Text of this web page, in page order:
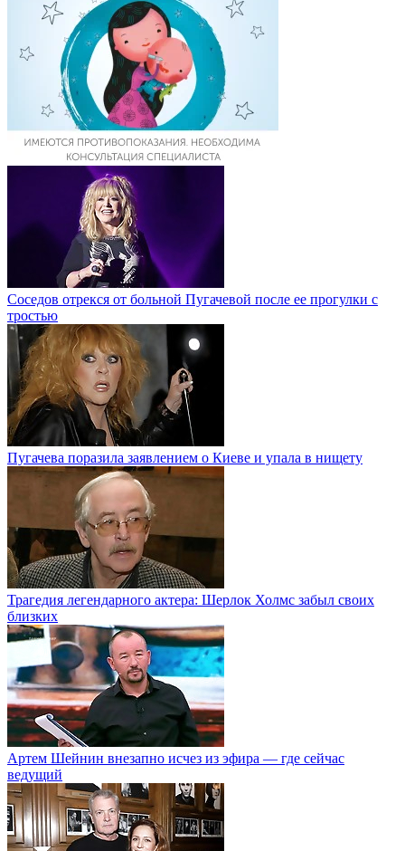
Соседов отрекся от больной Пугачевой после ее прогулки с
тростью
Пугачева поразила заявлением о Киеве и упала в нищету
Трагедия легендарного актера: Шерлок Холмс забыл своих
близких
Артем Шейнин внезапно исчез из эфира — где сейчас
ведущий